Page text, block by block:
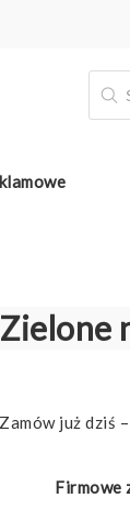
Zielone
już dziś
Firmowe